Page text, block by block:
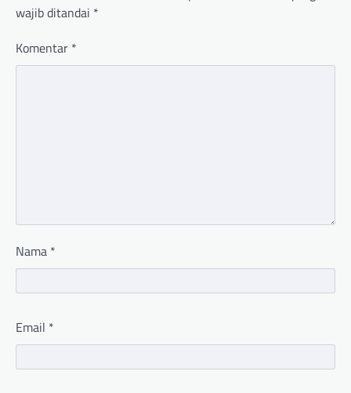
wajib ditandai *
Komentar *
Nama *
Email *